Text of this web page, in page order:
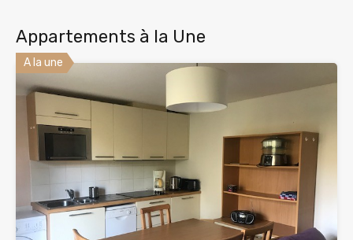
Appartements à la Une
A la une